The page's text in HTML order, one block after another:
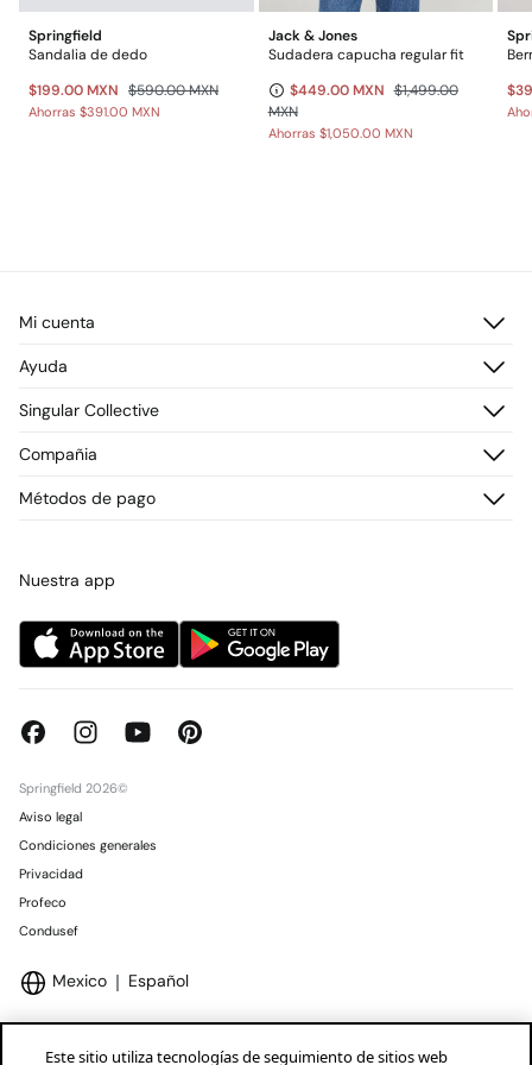
Springfield
Sandalia de dedo
$199.00 MXN $590.00 MXN
Ahorras $391.00 MXN
Jack & Jones
Sudadera capucha regular fit
$449.00 MXN $1,499.00
MXN
Ahorras $1,050.00 MXN
Mi cuenta
Registrarme
Direcciones de envío
Ayuda
Preguntas frecuentes
Envío
Promociones vigentes
Singular Collective
¡Únete!
Compañia
Tiendas
Métodos de pago
Nuestra app
Springfield 2026©
Aviso legal
Condiciones generales
Privacidad
Profeco
Condusef
Mexico Español
Este sitio utiliza tecnologías de seguimiento de sitios web